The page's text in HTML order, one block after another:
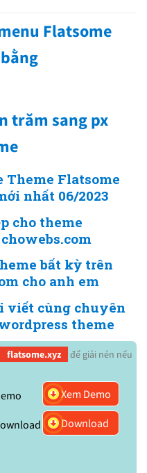
Flatsome
trăm sang px
Theme Flatsome
nhất 06/2023
cho theme
bất kỳ trên
cho anh em
viết cùng chuyên
theme
flatsome.xyz
để giải nén nếu
Xem Demo
Download